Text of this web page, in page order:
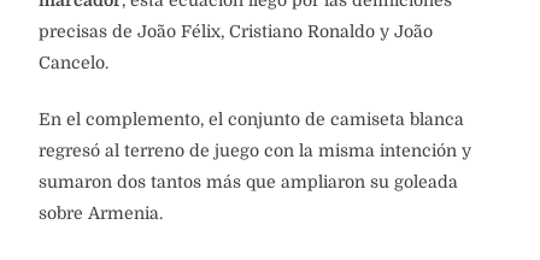
precisas de João Félix, Cristiano Ronaldo y João
Cancelo.
En el complemento, el conjunto de camiseta blanca
regresó al terreno de juego con la misma intención y
sumaron dos tantos más que ampliaron su goleada
sobre Armenia.